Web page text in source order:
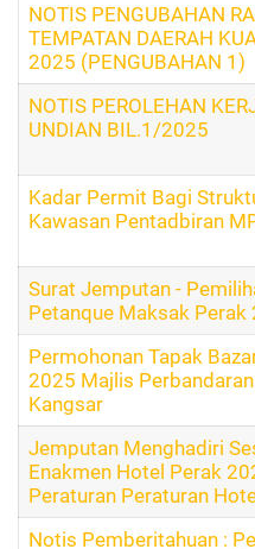
NOTIS PENGUBAHAN
TEMPATAN DAERAH
2025 (PENGUBAHAN 1)
NOTIS PEROLEHAN
UNDIAN BIL.1/2025
Kadar Permit Bagi
Kawasan Pentadbiran
Surat Jemputan -
Petanque Maksak Perak
Permohonan Tapak
2025 Majlis
Kangsar
Jemputan Menghadiri
Enakmen Hotel Perak
Peraturan Peraturan
Notis Pemberitahuan :